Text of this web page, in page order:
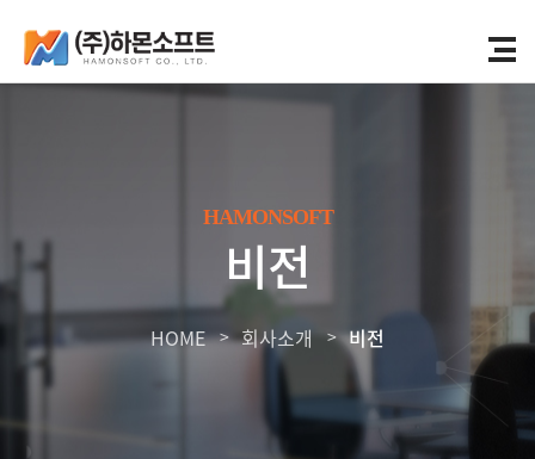
HAMONSOFT
비전
HOME 회사소개 비전